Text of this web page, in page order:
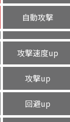
自動攻撃
攻撃速度up
攻撃up
回避up